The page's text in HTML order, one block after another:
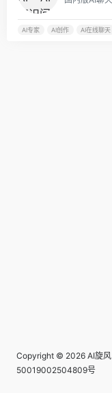
AI专家 AI创作 AI在线聊天
Copyright © 2026 AI旋风
50019002504809号